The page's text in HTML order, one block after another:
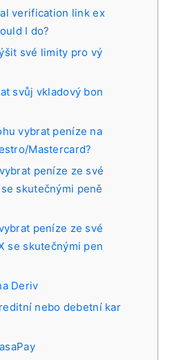
verification link ex
I do?
své limity pro vý
svůj vkladový bon
vybrat peníze na
Mastercard?
peníze ze své
skutečnými peně
peníze ze své
se skutečnými pen
Deriv
nebo debetní kar